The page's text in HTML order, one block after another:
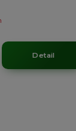
Detail